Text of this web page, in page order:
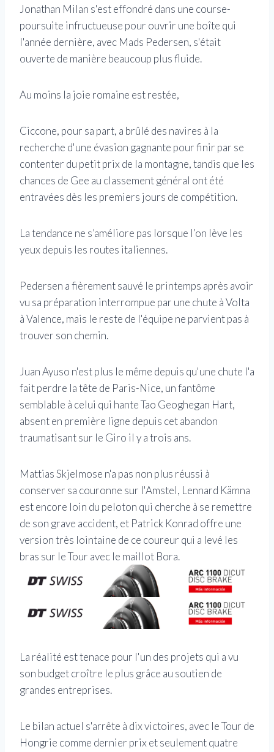
Jonathan Milan s'est effondré dans une course-
poursuite infructueuse pour ouvrir une boîte qui
l'année dernière, avec Mads Pedersen, s'était
ouverte de manière beaucoup plus fluide.
Au moins la joie romaine est restée,
Ciccone, pour sa part, a brûlé des navires à la
recherche d'une évasion gagnante pour finir par se
contenter du petit prix de la montagne, tandis que les
chances de Gee au classement général ont été
entravées dès les premiers jours de compétition.
La tendance ne s’améliore pas lorsque l’on lève les
yeux depuis les routes italiennes.
Pedersen a fièrement sauvé le printemps après avoir
vu sa préparation interrompue par une chute à Volta
à Valence, mais le reste de l'équipe ne parvient pas à
trouver son chemin.
Juan Ayuso n'est plus le même depuis qu'une chute l'a
fait perdre la tête de Paris-Nice, un fantôme
semblable à celui qui hante Tao Geoghegan Hart,
absent en première ligne depuis cet abandon
traumatisant sur le Giro il y a trois ans.
Mattias Skjelmose n'a pas non plus réussi à
conserver sa couronne sur l'Amstel, Lennard Kämna
est encore loin du peloton qui cherche à se remettre
de son grave accident, et Patrick Konrad offre une
version très lointaine de ce coureur qui a levé les
bras sur le Tour avec le maillot Bora.
La réalité est tenace pour l'un des projets qui a vu
son budget croître le plus grâce au soutien de
grandes entreprises.
Le bilan actuel s'arrête à dix victoires, avec le Tour de
Hongrie comme dernier prix et seulement quatre